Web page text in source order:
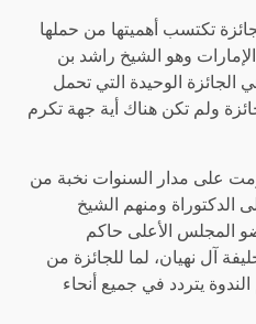
تكتسب أهميتها من حملها
وهو الشيخ راشد بن
الوحيدة التي تحمل
ولم تكن هناك أية جهة تكرم
على مدار السنوات نخبة من
الدكتوراة ومنهم الشيخ
المجلس الأعلى حاكم
آل نهيان، لما للجائزة من
يتردد في جميع أنحاء